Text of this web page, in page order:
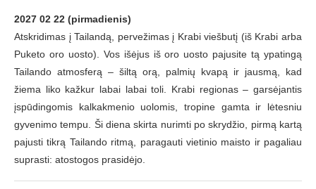
2027 02 22 (pirmadienis)
Atskridimas į Tailandą, pervežimas į Krabi viešbutį (iš Krabi arba
Puketo oro uosto). Vos išėjus iš oro uosto pajusite tą ypatingą
Tailando atmosferą – šiltą orą, palmių kvapą ir jausmą, kad
žiema liko kažkur labai labai toli. Krabi regionas – garsėjantis
įspūdingomis kalkakmenio uolomis, tropine gamta ir lėtesniu
gyvenimo tempu. Ši diena skirta nurimti po skrydžio, pirmą kartą
pajusti tikrą Tailando ritmą, paragauti vietinio maisto ir pagaliau
suprasti: atostogos prasidėjo.